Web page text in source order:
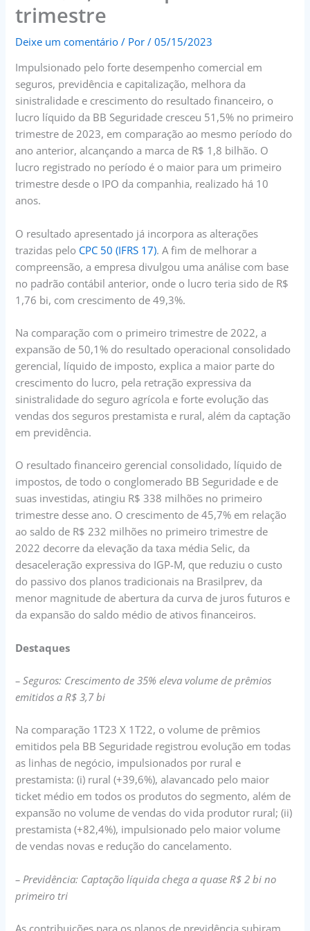
trimestre
Deixe um comentário / Por/05/15/2023
Impulsionado pelo forte desempenho comercial em
seguros, previdência e capitalização, melhora da
sinistralidade e crescimento do resultado financeiro, o
lucro líquido da BB Seguridade cresceu 51,5% no primeiro
trimestre de 2023, em comparação ao mesmo período do
ano anterior, alcançando a marca de R$ 1,8 bilhão. O
lucro registrado no período é o maior para um primeiro
trimestre desde o IPO da companhia, realizado há 10
anos.
O resultado apresentado já incorpora as alterações
trazidas pelo CPC 50 (IFRS 17). A fim de melhorar a
compreensão, a empresa divulgou uma análise com base
no padrão contábil anterior, onde o lucro teria sido de R$
1,76 bi, com crescimento de 49,3%.
Na comparação com o primeiro trimestre de 2022, a
expansão de 50,1% do resultado operacional consolidado
gerencial, líquido de imposto, explica a maior parte do
crescimento do lucro, pela retração expressiva da
sinistralidade do seguro agrícola e forte evolução das
vendas dos seguros prestamista e rural, além da captação
em previdência.
O resultado financeiro gerencial consolidado, líquido de
impostos, de todo o conglomerado BB Seguridade e de
suas investidas, atingiu R$ 338 milhões no primeiro
trimestre desse ano. O crescimento de 45,7% em relação
ao saldo de R$ 232 milhões no primeiro trimestre de
2022 decorre da elevação da taxa média Selic, da
desaceleração expressiva do IGP-M, que reduziu o custo
do passivo dos planos tradicionais na Brasilprev, da
menor magnitude de abertura da curva de juros futuros e
da expansão do saldo médio de ativos financeiros.
Destaques
– Seguros: Crescimento de 35% eleva volume de prêmios
emitidos a R$ 3,7 bi
Na comparação 1T23 X 1T22, o volume de prêmios
emitidos pela BB Seguridade registrou evolução em todas
as linhas de negócio, impulsionados por rural e
prestamista: (i) rural (+39,6%), alavancado pelo maior
ticket médio em todos os produtos do segmento, além de
expansão no volume de vendas do vida produtor rural; (ii)
prestamista (+82,4%), impulsionado pelo maior volume
de vendas novas e redução do cancelamento.
– Previdência: Captação líquida chega a quase R$ 2 bi no
primeiro tri